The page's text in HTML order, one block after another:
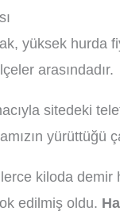
yüksek hurda
arasındadır.
sitedeki
yürüttüğü
kiloda
edilmiş oldu.